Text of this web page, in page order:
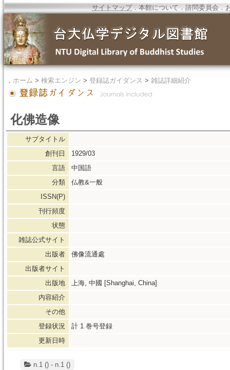
サイトマップ．本館について．諮問委員会．
． ホーム > 検索エンジン > 登録誌ガイダンス > 雑誌詳細紹介
化佛造像
サブタイトル
創刊日
1929/03
言語
中国語
分類
仏教&一般
ISSN(P)
刊行頻度
状態
雑誌公式サイト
出版者
佛像流通處
出版者サイト
出版地
上海, 中國 [Shanghai, China]
内容紹介
その他
登録状況
計 1 巻号登録
更新日時
n.1 () - n.1 ()